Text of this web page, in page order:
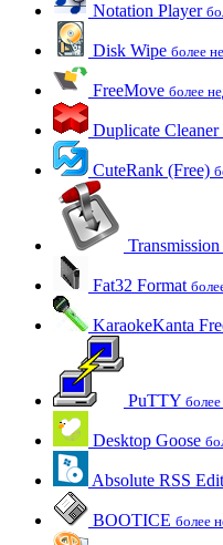
Notation Player
Disk Wipe более
FreeMove более
Duplicate Cleaner
CuteRank (Free)
Transmission
Fat32 Format
KaraokeKanta
PuTTY
Desktop Goose
Absolute RSS
BOOTICE более